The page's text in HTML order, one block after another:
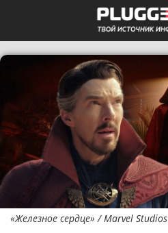
«Железное сердце» / Marvel Studios